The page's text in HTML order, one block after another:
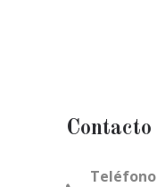
Contacto
Teléfono